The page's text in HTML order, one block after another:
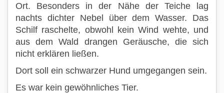
Ort. Besonders in der Nähe der Teiche lag
nachts dichter Nebel über dem Wasser. Das
Schilf raschelte, obwohl kein Wind wehte, und
aus dem Wald drangen Geräusche, die sich
nicht erklären ließen.
Dort soll ein schwarzer Hund umgegangen sein.
Es war kein gewöhnliches Tier.